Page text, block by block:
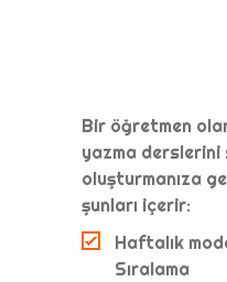
Bir öğretmen
yazma derslerini
oluşturmanıza
şunları içerir:
Haftalık
Sıralama